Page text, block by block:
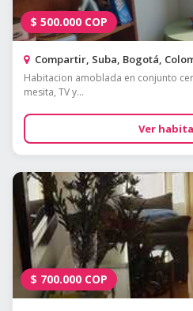
$ 500.000 COP
Compartir, Suba, Bogotá,
Habitacion amoblada en conjunto
mesita, TV y...
Ver
$ 700.000 COP